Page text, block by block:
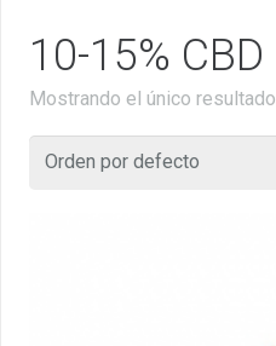
10-15% CBD
Mostrando el único resultado